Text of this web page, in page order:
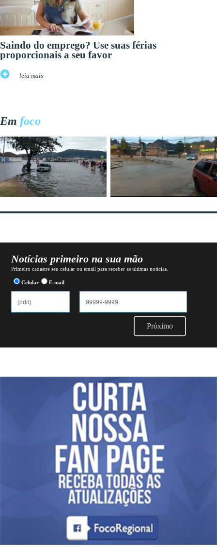
Saindo do emprego? Use suas férias
proporcionais a seu favor
leia mais
Em foco
Notícias primeiro na sua mão
Primeiro cadastre seu celular ou email para receber as ultimas notícias.
Celular E-mail
Próximo